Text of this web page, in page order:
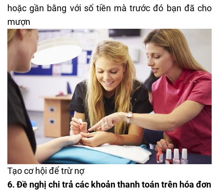
hoặc gần bằng với số tiền mà trước đó bạn đã cho
mượn
Tạo cơ hội để trừ nợ
6.Đề nghị chi trả các khoản thanh toán trên hóa đơn